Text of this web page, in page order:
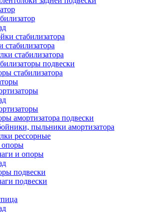
стабилизатора
стабилизатора
стабилизатора
подвески
стабилизатора
амортизатора подвески
пыльники амортизатора
рессорные
опоры
и опоры
подвески
подвески